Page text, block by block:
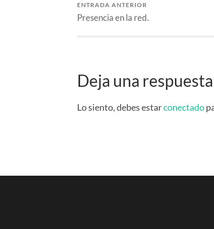
ENTRADA ANTERIOR
Presencia en la red.
Deja una respuesta
Lo siento, debes estarconectado